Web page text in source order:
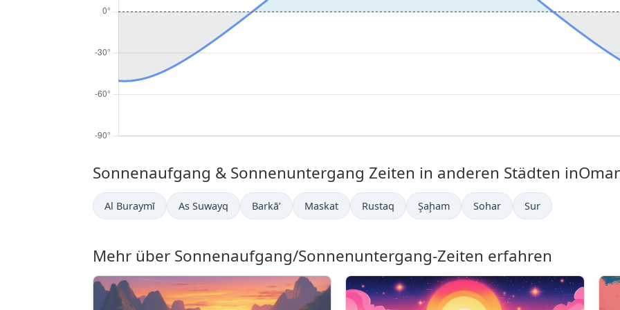
Sonnenaufgang & Sonnenuntergang Zeiten in anderen Städten
Al Buraymī As Suwayq Barkā’ Maskat Rustaq Şaḩam Sohar Sur
Mehr über Sonnenaufgang/Sonnenuntergang-Zeiten erfahren